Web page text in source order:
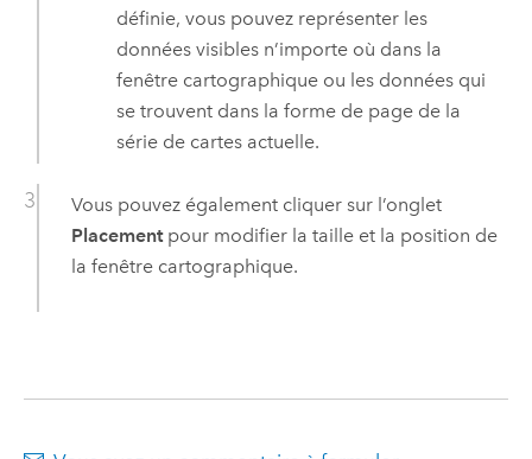
définie, vous pouvez représenter les
données visibles n’importe où dans la
fenêtre cartographique ou les données qui
se trouvent dans la forme de page de la
série de cartes actuelle.
Vous pouvez également cliquer sur l’onglet
Placementpour modifier la taille et la position de
la fenêtre cartographique.